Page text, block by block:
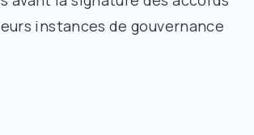
instances de gouvernance